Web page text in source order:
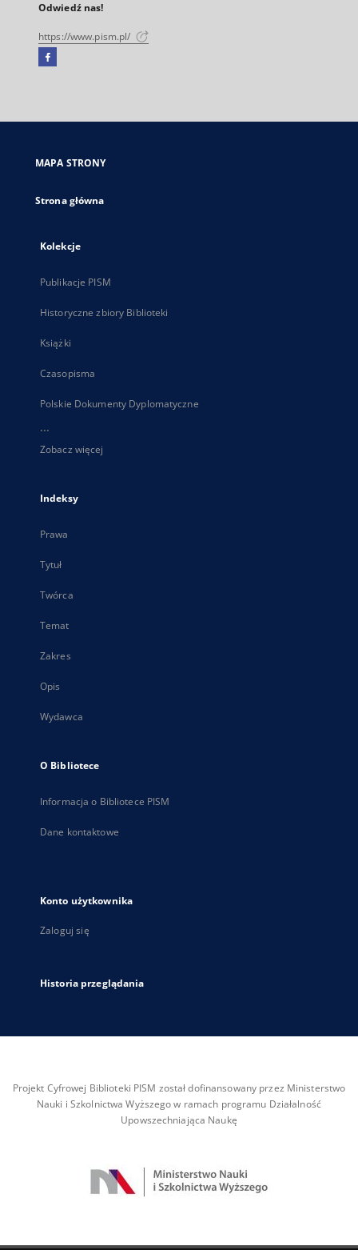
Odwiedź nas!
https://www.pism.pl/
Facebook
się
karcie
MAPA STRONY
Strona główna
Kolekcje
Publikacje PISM
Historyczne zbiory Biblioteki
Książki
Czasopisma
Polskie Dokumenty Dyplomatyczne
...
Zobacz więcej
Indeksy
Prawa
Tytuł
Twórca
Temat
Zakres
Opis
Wydawca
O Bibliotece
Informacja o Bibliotece PISM
Dane kontaktowe
Konto użytkownika
Zaloguj się
Historia przeglądania
Projekt Cyfrowej Biblioteki PISM został dofinansowany przez Ministerstwo
Nauki i Szkolnictwa Wyższego w ramach programu Działalność
Upowszechniająca Naukę